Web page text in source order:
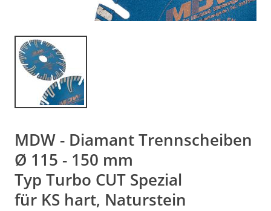
MDW - Diamant Trennscheiben
Ø 115 - 150 mm
Typ Turbo CUT Spezial
für KS hart, Naturstein